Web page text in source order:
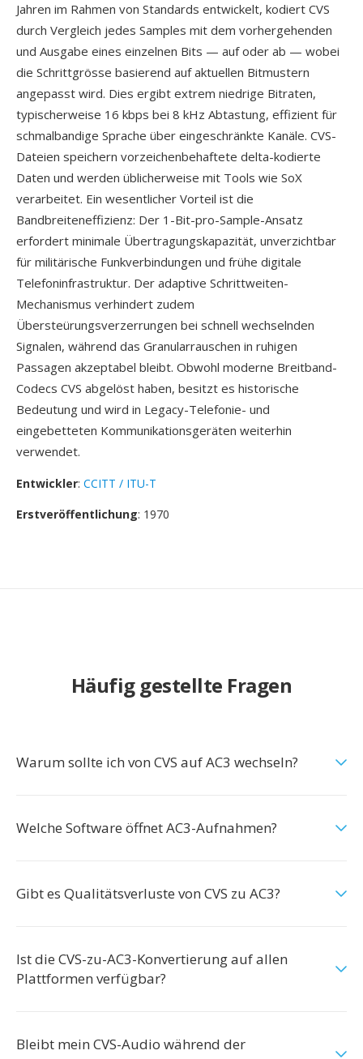
Jahren im Rahmen von Standards entwickelt, kodiert CVS
durch Vergleich jedes Samples mit dem vorhergehenden
und Ausgabe eines einzelnen Bits — auf oder ab — wobei
die Schrittgrösse basierend auf aktuellen Bitmustern
angepasst wird. Dies ergibt extrem niedrige Bitraten,
typischerweise 16 kbps bei 8 kHz Abtastung, effizient für
schmalbandige Sprache über eingeschränkte Kanäle. CVS-
Dateien speichern vorzeichenbehaftete delta-kodierte
Daten und werden üblicherweise mit Tools wie SoX
verarbeitet. Ein wesentlicher Vorteil ist die
Bandbreiteneffizienz: Der 1-Bit-pro-Sample-Ansatz
erfordert minimale Übertragungskapazität, unverzichtbar
für militärische Funkverbindungen und frühe digitale
Telefoninfrastruktur. Der adaptive Schrittweiten-
Mechanismus verhindert zudem
Übersteürungsverzerrungen bei schnell wechselnden
Signalen, während das Granularrauschen in ruhigen
Passagen akzeptabel bleibt. Obwohl moderne Breitband-
Codecs CVS abgelöst haben, besitzt es historische
Bedeutung und wird in Legacy-Telefonie- und
eingebetteten Kommunikationsgeräten weiterhin
verwendet.
Entwickler: CCITT / ITU-T
Erstveröffentlichung: 1970
Häufig gestellte Fragen
Warum sollte ich von CVS auf AC3 wechseln?
Welche Software öffnet AC3-Aufnahmen?
Gibt es Qualitätsverluste von CVS zu AC3?
Ist die CVS-zu-AC3-Konvertierung auf allen
Plattformen verfügbar?
Bleibt mein CVS-Audio während der